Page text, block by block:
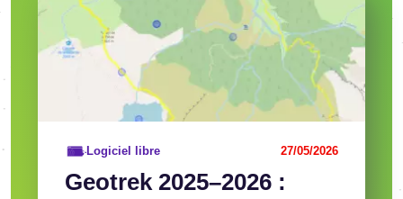
Geotrek 2025–2026 :
Logiciel libre 27/05/2026